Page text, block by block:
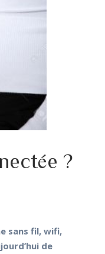
?
sans fil, wifi,
de